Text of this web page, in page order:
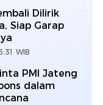
Dilirik
Siap Garap
WIB
PMI Jateng
dalam